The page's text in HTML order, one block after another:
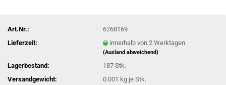
Art.Nr.:
6268169
Lieferzeit:
innerhalb von 2 Werktagen
(Ausland abweichend)
Lagerbestand: 187Stk.
Versandgewicht:
0.001 kg je Stk.